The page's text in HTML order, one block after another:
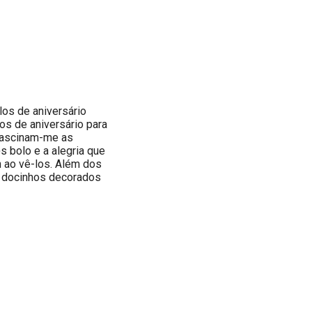
de aniversário
de aniversário para
me as
bolo e a alegria que
ao vê-los. Além dos
decorados